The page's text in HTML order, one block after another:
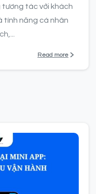
tương tác với khách
tính năng cá nhân
Read more